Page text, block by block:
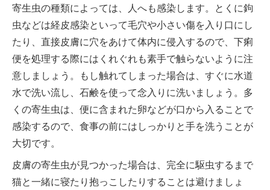
寄生虫の種類によっては、人へも感染します。とくに鉤
虫などは経皮感染といって毛穴や小さい傷を入り口にし
たり、直接皮膚に穴をあけて体内に侵入するので、下痢
便を処理する際にはくれぐれも素手で触らないように注
意しましょう。もし触れてしまった場合は、すぐに水道
水で洗い流し、石鹸を使って念入りに洗いましょう。多
くの寄生虫は、便に含まれた卵などが口から入ることで
感染するので、食事の前にはしっかりと手を洗うことが
大切です。
皮膚の寄生虫が見つかった場合は、完全に駆虫するまで
猫と一緒に寝たり抱っこしたりすることは避けましょ